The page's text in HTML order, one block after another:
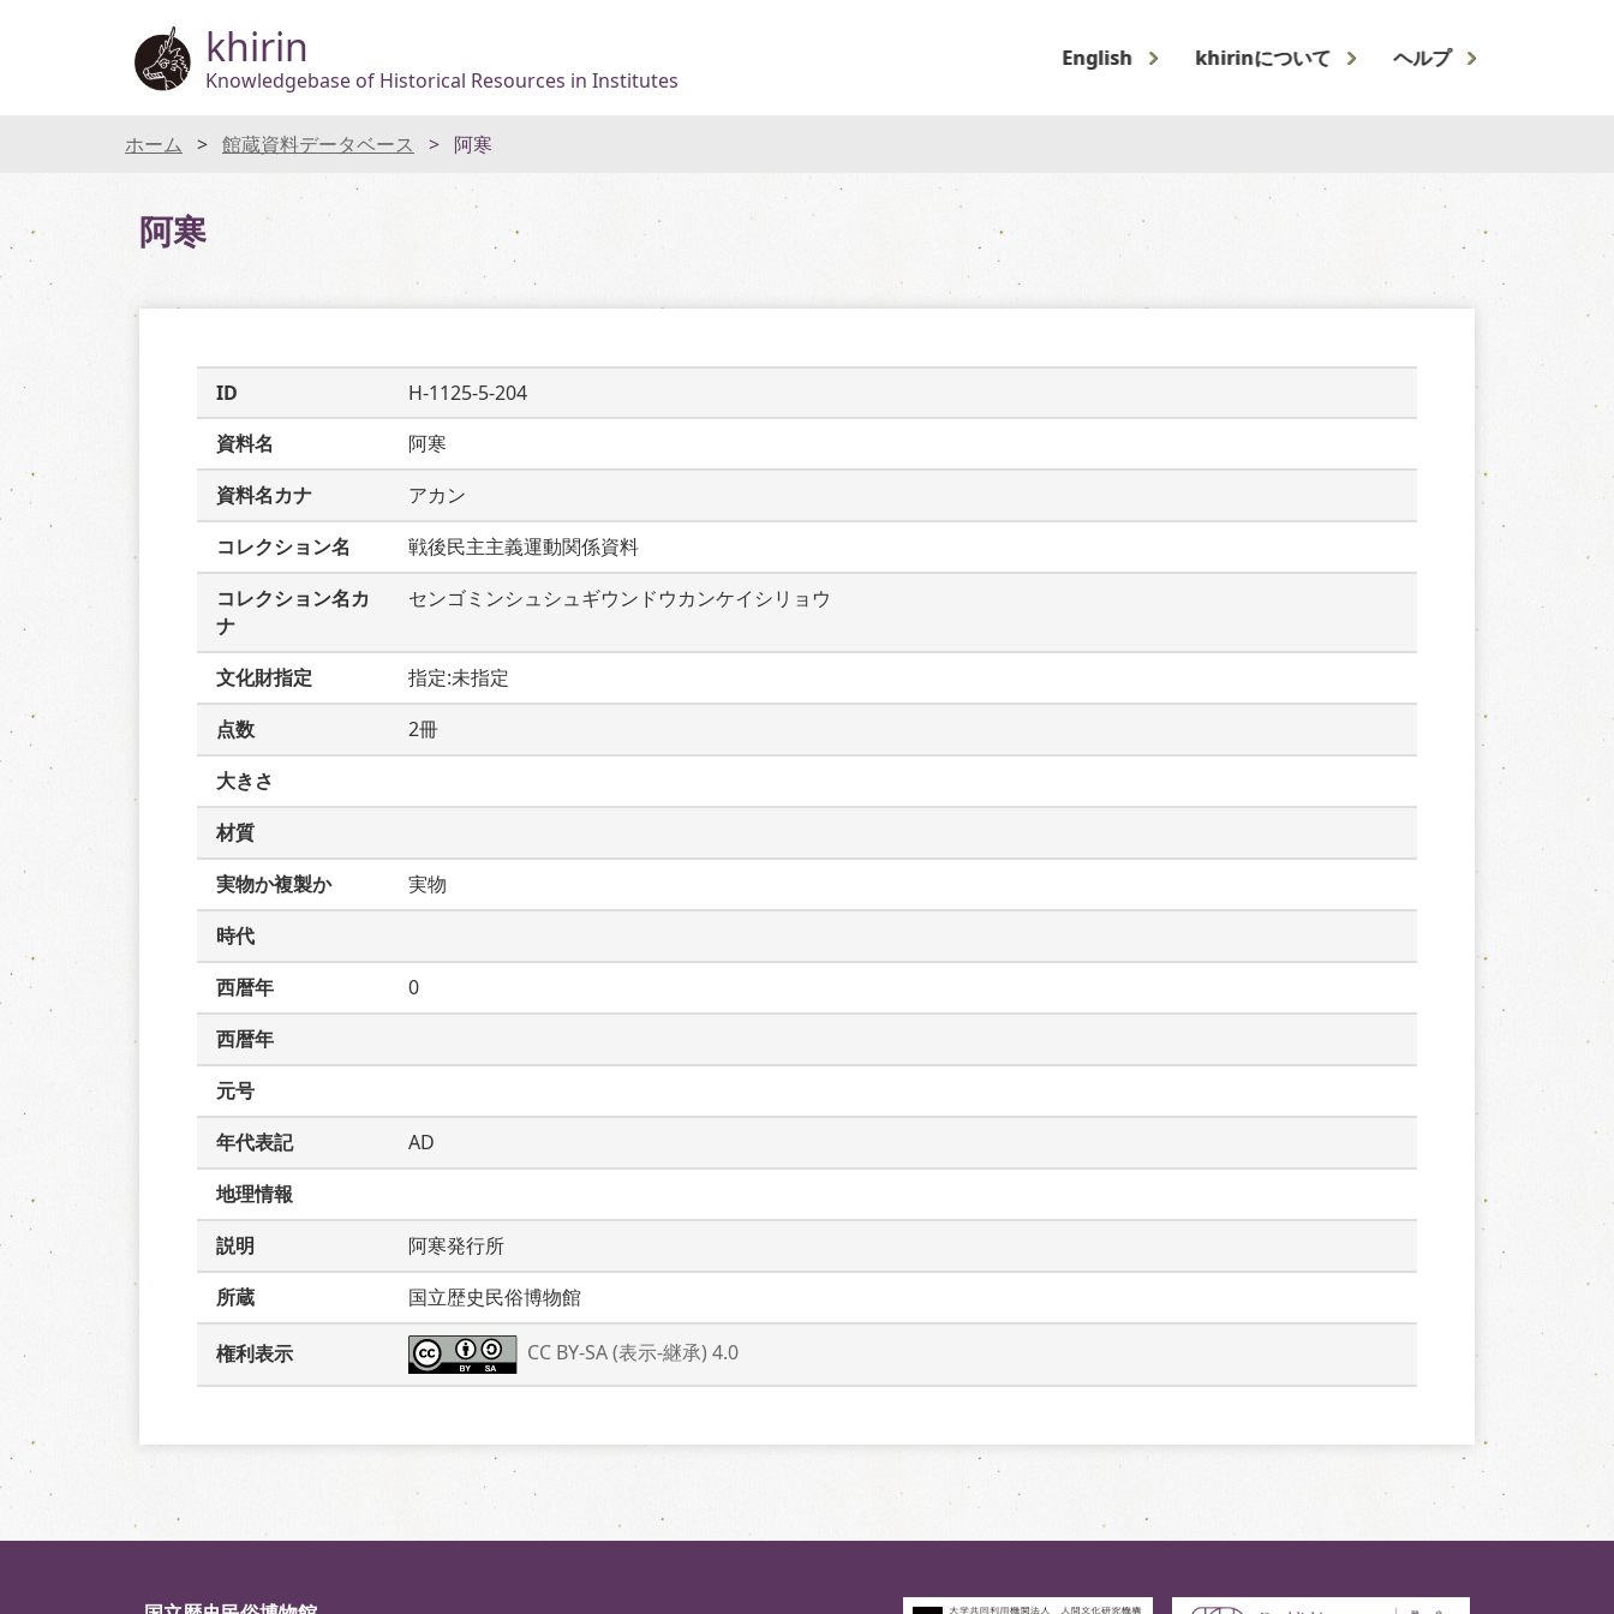
khirin
Knowledgebase of Historical Resources in Institutes
English khirinについて ヘルプ
ホーム 館蔵資料データベース 阿寒
阿寒
ID
H-1125-5-204
資料名
阿寒
資料名カナ
アカン
コレクション名
戦後民主主義運動関係資料
コレクション名カ
ナ
センゴミンシュシュギウンドウカンケイシリョウ
文化財指定
指定:未指定
点数
2冊
大きさ
材質
実物か複製か
実物
時代
西暦年
0
西暦年
元号
年代表記
AD
地理情報
説明
阿寒発行所
所蔵
国立歴史民俗博物館
権利表示 CC BY-SA (表示-継承) 4.0